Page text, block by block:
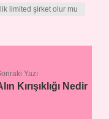
limited şirket olur mu
Yazı
Kırışıklığı Nedir